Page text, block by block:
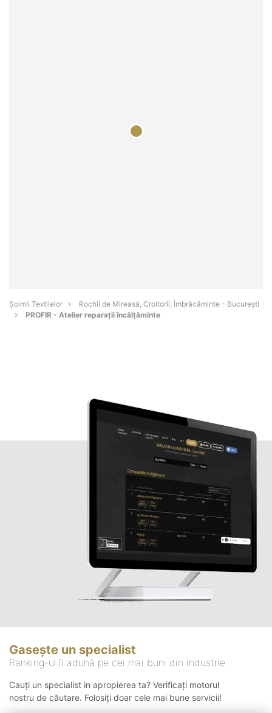
Șoimii Textilelor
Rochii de Mireasă, Croitorii, Îmbrăcăminte - Bucureşti
PROFIR - Atelier reparații încălțăminte
Gasește un specialist
Ranking-ul îi adună pe cei mai buni din industrie
Cauți un specialist in apropierea ta? Verificați motorul
nostru de căutare. Folosiți doar cele mai bune servicii!